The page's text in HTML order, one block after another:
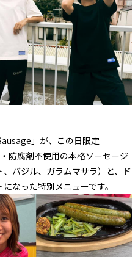
」が、この日限定
防腐剤不使用の本格ソーセージ
バジル、ガラムマサラ）と、ド
なった特別メニューです。